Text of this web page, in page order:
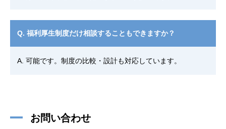
Q. 福利厚生制度だけ相談することもできますか？
A. 可能です。制度の比較・設計も対応しています。
お問い合わせ